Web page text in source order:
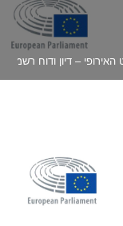
דיון ודוח רשמי על